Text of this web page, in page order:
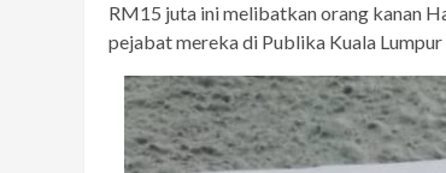
RM15 juta ini melibatkan orang kanan
pejabat mereka di Publika Kuala Lumpur